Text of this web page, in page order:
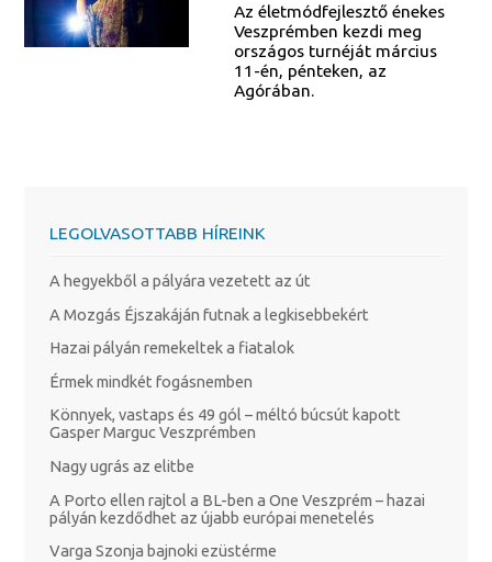
Az életmódfejlesztő énekes
Veszprémben kezdi meg
országos turnéját március
11-én, pénteken, az
Agórában.
LEGOLVASOTTABB HÍREINK
A hegyekből a pályára vezetett az út
A Mozgás Éjszakáján futnak a legkisebbekért
Hazai pályán remekeltek a fiatalok
Érmek mindkét fogásnemben
Könnyek, vastaps és 49 gól – méltó búcsút kapott
Gasper Marguc Veszprémben
Nagy ugrás az elitbe
A Porto ellen rajtol a BL-ben a One Veszprém – hazai
pályán kezdődhet az újabb európai menetelés
Varga Szonja bajnoki ezüstérme